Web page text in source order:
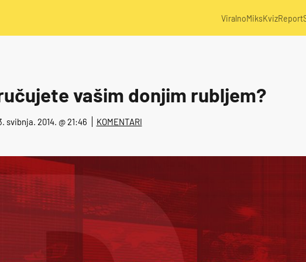
ViralnoMiksKvizReport
vašim donjim rubljem?
svibnja. 2014. @ 21:46 KOMENTARI